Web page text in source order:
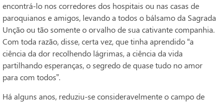
encontrá-lo nos corredores dos hospitais ou nas casas de
paroquianos e amigos, levando a todos o bálsamo da Sagrada
Unção ou tão somente o orvalho de sua cativante companhia.
Com toda razão, disse, certa vez, que tinha aprendido “a
ciência da dor recolhendo lágrimas, a ciência da vida
partilhando esperanças, o segredo de quase tudo no amor
para com todos”.
Há alguns anos, reduziu-se consideravelmente o campo de